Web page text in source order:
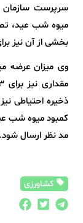
سرپرست سازمان
بخشی از آن نیز برای 13 روز عید نوروز توزیع
ذخیره احتیاطی
کمبود میوه شب
مد نظر ارسال شود.
کشاورزی